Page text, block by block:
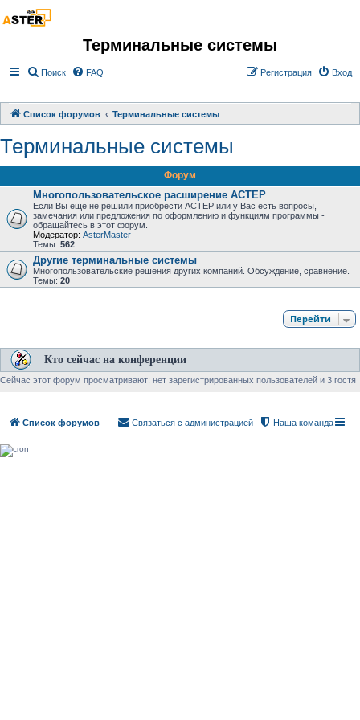
Терминальные системы
Поиск FAQ Вход
Регистрация
Список форумов Терминальные системы
Терминальные системы
Форум
Многопользовательское расширение АСТЕР
Если Вы еще не решили приобрести АСТЕР или у Вас есть вопросы,
замечания или предложения по оформлению и функциям программы -
обращайтесь в этот форум.
Модератор: AsterMaster
Темы: 562
Другие терминальные системы
Многопользовательские решения других компаний. Обсуждение, сравнение.
Темы: 20
Перейти
Кто сейчас на конференции
Сейчас этот форум просматривают: нет зарегистрированных пользователей и 3 гостя
Список форумов Наша команда
Связаться с администрацией